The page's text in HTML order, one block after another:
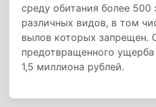
среду обитания более
различных видов, в том
вылов которых запрещен.
предотвращенного
1,5 миллиона рублей.